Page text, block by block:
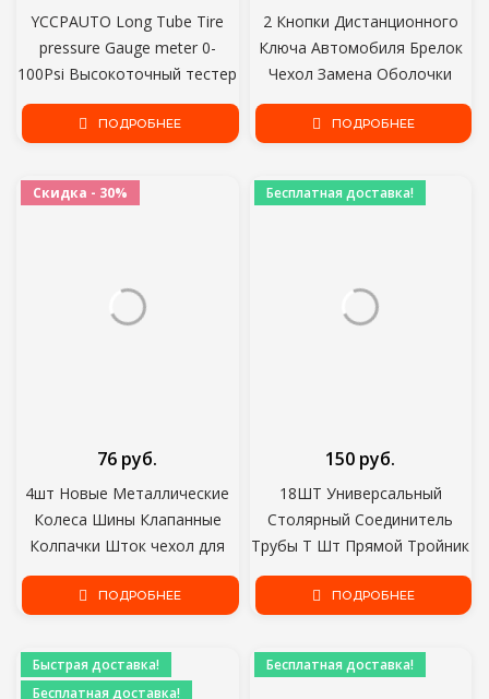
YCCPAUTO Long Tube Tire
pressure Gauge meter 0-
100Psi Высокоточный тестер
давления Воздуха в Шинах
Для автомобиля Мотоцикла
ПОДРОБНЕЕ
2 Кнопки Дистанционного
Ключа Автомобиля Брелок
Чехол Замена Оболочки
Крышка Для Citroen C1 C2 C3
C4 XSARA Picasso Для
ПОДРОБНЕЕ
Скидка - 30%
4шт Новые Металлические
Колеса Шины Клапанные
Колпачки Шток чехол для
Opel Honda Hyundai Peugeot
Chevrolet Audi Bmw
76 руб.
ПОДРОБНЕЕ
Бесплатная доставка!
18ШТ Универсальный
Столярный Соединитель
Трубы T Шт Прямой Тройник
3 Way Y Шт Воздух Топливо
Вода Бензин
Сопло Шланг Трубка
150 руб.
ПОДРОБНЕЕ
Быстрая доставка!
Бесплатная доставка!
Бесплатная доставка!